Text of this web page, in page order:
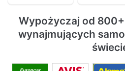
Wypożyczaj od
wynajmujących